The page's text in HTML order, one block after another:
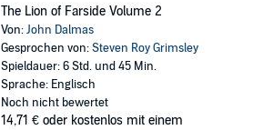
The Lion of Farside Volume 2
Von:John Dalmas
Gesprochen von:Steven Roy Grimsley
Spieldauer: 6 Std. und 45 Min.
Sprache: Englisch
Noch nicht bewertet
14,71 € oder kostenlos mit einem